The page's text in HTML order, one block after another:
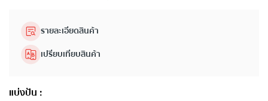
รายละเอียดสินค้า
เปรียบเทียบสินค้า
แบ่งปัน :